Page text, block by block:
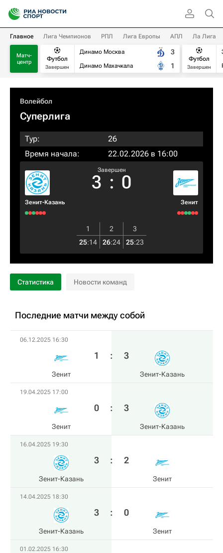
Главное Лига Чемпионов РПЛ Лига Европы АПЛ Ла Лига
Матч-
центр
Футбол
Завершен
Динамо Москва
Динамо Махачкала
3
1
Футбол
Завершен
Волейбол
Суперлига
Тур:
26
Время начала:
22.02.2026 в 16:00
Зенит-Казань
Завершен
3 : 0
Зенит
1 2
3
25:14 26:24 25:23
Статистика Новости команд
Последние матчи между собой
06.12.2025 16:30
Зенит
1 : 3
Зенит-Казань
19.04.2025 17:00
Зенит
0 : 3
Зенит-Казань
16.04.2025 19:30
Зенит-Казань
3 : 2
Зенит
14.04.2025 18:30
Зенит-Казань
3 : 0
Зенит
01.02.2025 16:30